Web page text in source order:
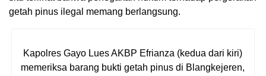
getah pinus ilegal memang berlangsung.
Kapolres Gayo Lues AKBP Efrianza (kedua dari kiri)
memeriksa barang bukti getah pinus di Blangkejeren,